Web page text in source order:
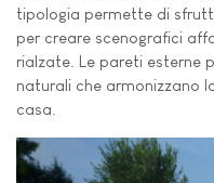
tipologia permette di
per creare scenografici
rialzate. Le pareti esterne
naturali che armonizzano
casa.